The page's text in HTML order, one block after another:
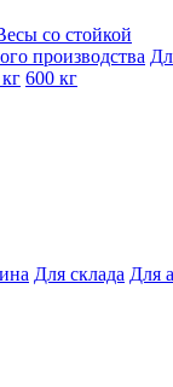
со стойкой
производства
600 кг
Для склада Для